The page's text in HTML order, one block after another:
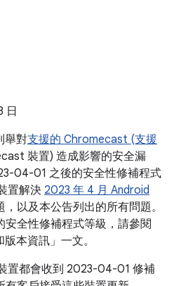
日
舉對支援的 Chromecast (支援
裝置) 造成影響的安全漏
04-01 之後的安全性修補程式
置解決 2023 年 4 月 Android
以及本公告列出的所有問題。
全性修補程式等級，請參閱
本資訊」一文。
置都會收到 2023-04-01 修補